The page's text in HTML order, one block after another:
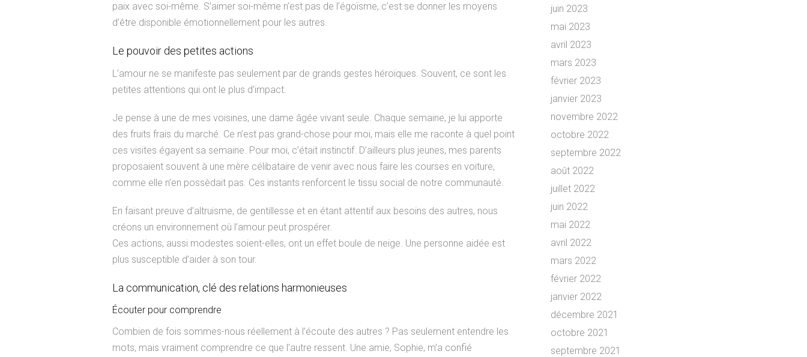
paix avec soi-même. S’aimer soi-même n’est pas de l’égoïsme, c’est se donner les moyens
d’être disponible émotionnellement pour les autres.
Le pouvoir des petites actions
L’amour ne se manifeste pas seulement par de grands gestes héroïques. Souvent, ce sont les
petites attentions qui ont le plus d’impact.
Je pense à une de mes voisines, une dame âgée vivant seule. Chaque semaine, je lui apporte
des fruits frais du marché. Ce n’est pas grand-chose pour moi, mais elle me raconte à quel point
ces visites égayent sa semaine. Pour moi, c’était instinctif. D’ailleurs plus jeunes, mes parents
proposaient souvent à une mère célibataire de venir avec nous faire les courses en voiture,
comme elle n’en possèdait pas. Ces instants renforcent le tissu social de notre communauté.
En faisant preuve d’altruisme, de gentillesse et en étant attentif aux besoins des autres, nous
créons un environnement où l’amour peut prospérer.
Ces actions, aussi modestes soient-elles, ont un effet boule de neige. Une personne aidée est
plus susceptible d’aider à son tour.
La communication, clé des relations harmonieuses
Écouter pour comprendre
Combien de fois sommes-nous réellement à l’écoute des autres ? Pas seulement entendre les
mots, mais vraiment comprendre ce que l’autre ressent. Une amie, Sophie, m’a confié
juin 2023
mai 2023
avril 2023
mars 2023
février 2023
janvier 2023
novembre 2022
octobre 2022
septembre 2022
août 2022
juillet 2022
juin 2022
mai 2022
avril 2022
mars 2022
février 2022
janvier 2022
décembre 2021
octobre 2021
septembre 2021